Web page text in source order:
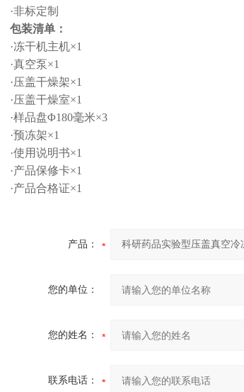
·非标定制
包装清单：
·冻干机主机×1
·真空泵×1
·压盖干燥架×1
·压盖干燥室×1
·样品盘Φ180毫米×3
·预冻架×1
·使用说明书×1
·产品保修卡×1
·产品合格证×1
产品：
您的单位：
您的姓名：
联系电话：